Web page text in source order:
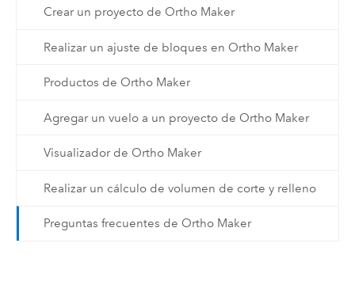
Crear un proyecto de Ortho Maker
Realizar un ajuste de bloques en Ortho Maker
Productos de Ortho Maker
Agregar un vuelo a un proyecto de Ortho Maker
Visualizador de Ortho Maker
Realizar un cálculo de volumen de corte y relleno
Preguntas frecuentes de Ortho Maker